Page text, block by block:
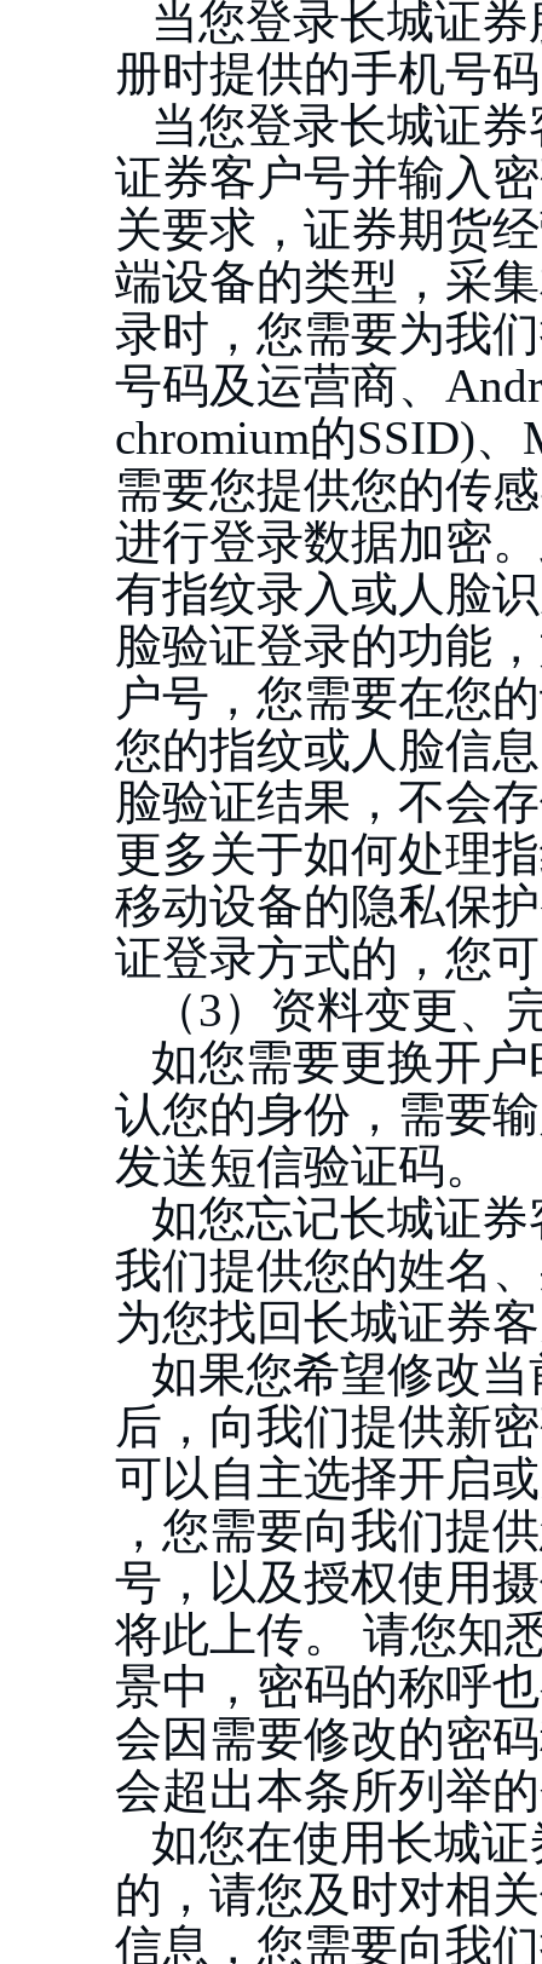
当您登录长城证
册时提供的手机号
当您登录长城证
证券客户号并输入
关要求，证券期货
端设备的类型，采
录时，您需要为我
号码及运营商、
chromium的SSID)
需要您提供您的传
进行登录数据加密。
有指纹录入或人脸
脸验证登录的功能，
户号，您需要在您
您的指纹或人脸信
脸验证结果，不会
更多关于如何处理
移动设备的隐私保
证登录方式的，您
（3）资料变更、
如您需要更换开
认您的身份，需要
发送短信验证码。
如您忘记长城证
我们提供您的姓名
为您找回长城证券
如果您希望修改
后，向我们提供新
可以自主选择开启
，您需要向我们提
号，以及授权使用
将此上传。
请您知
景中，密码的称呼
会因需要修改的密
会超出本条所列举
如您在使用长城
的，请您及时对相
信息，您需要向我